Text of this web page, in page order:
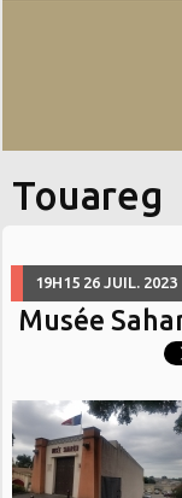
Touareg
19H15 26 JUIL. 2023
Musée